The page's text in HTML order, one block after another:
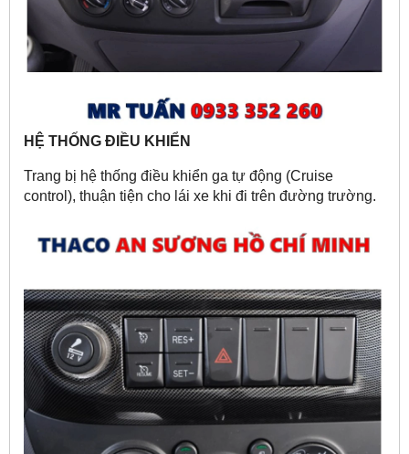
HỆ THỐNG ĐIỀU KHIỂN
Trang bị hệ thống điều khiển ga tự động (Cruise
control), thuận tiện cho lái xe khi đi trên đường trường.